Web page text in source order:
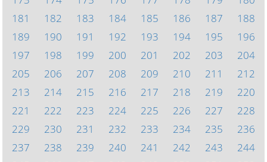
181
182 183 184 185 186 187
188
189
190 191 192 193 194 195
196
197
198 199 200 201 202 203
204
205
206 207 208 209 210 211
212
213
214 215 216 217 218 219
220
221
222 223 224 225 226 227
228
229
230 231 232 233 234 235
236
237
238 239 240 241 242 243
244